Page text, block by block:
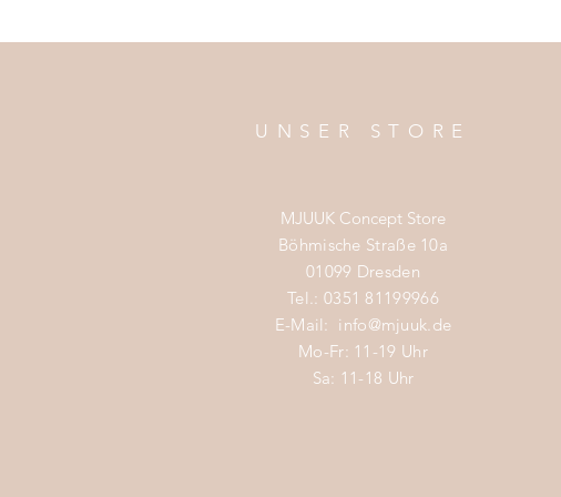
UNSER STORE
MJUUK Concept Store
Böhmische Straße 10a
01099 Dresden
Tel.: 0351 81199966
E-Mail: info@mjuuk.de
Mo-Fr: 11-19 Uhr
Sa: 11-18 Uhr